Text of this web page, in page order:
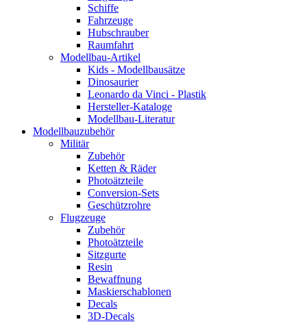
Schiffe
Fahrzeuge
Hubschrauber
Raumfahrt
Modellbau-Artikel
Kids - Modellbausätze
Dinosaurier
Leonardo da Vinci - Plastik
Hersteller-Kataloge
Modellbau-Literatur
Modellbauzubehör
Militär
Zubehör
Ketten & Räder
Photoätzteile
Conversion-Sets
Geschützrohre
Flugzeuge
Zubehör
Photoätzteile
Sitzgurte
Resin
Bewaffnung
Maskierschablonen
Decals
3D-Decals